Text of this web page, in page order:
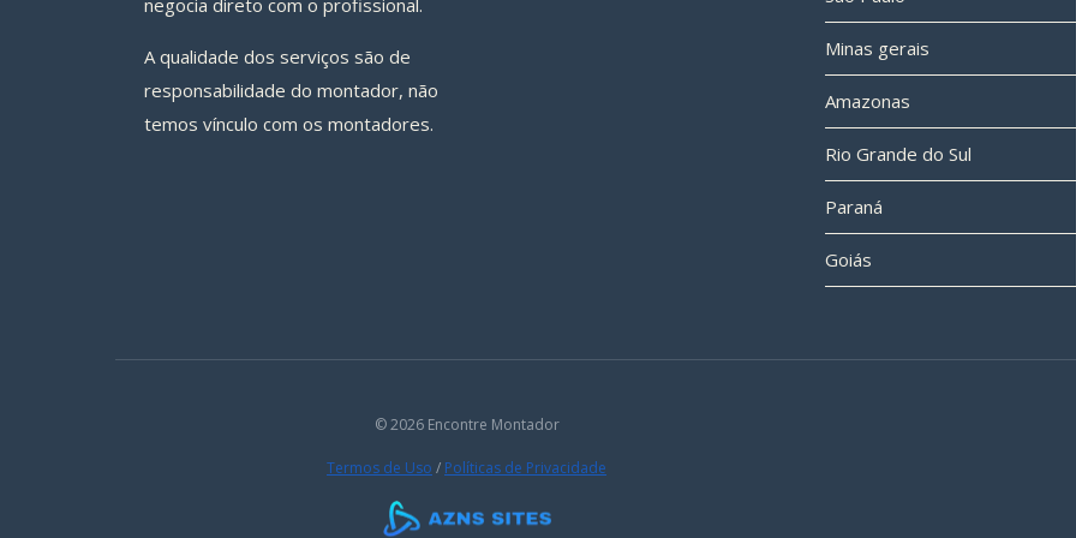
negocia direto com o profissional.
A qualidade dos serviços são de
responsabilidade do montador, não
temos vínculo com os montadores.
Minas gerais
Amazonas
Rio Grande do Sul
Paraná
Goiás
© 2026 Encontre Montador
Termos de Uso / Políticas de Privacidade